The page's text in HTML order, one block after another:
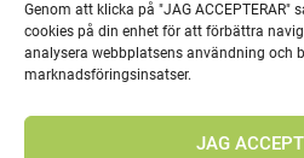
Genom att klicka på "JAG ACCEPTERAR"
cookies på din enhet för att förbättra
analysera webbplatsens användning och
marknadsföringsinsatser.
JAG
Upphovsrätt 2026 Enjoy Travel